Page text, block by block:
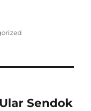
Sendok